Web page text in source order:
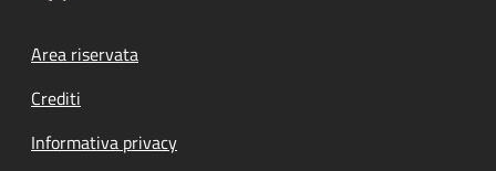
Footer menu
Area riservata
Crediti
Informativa privacy